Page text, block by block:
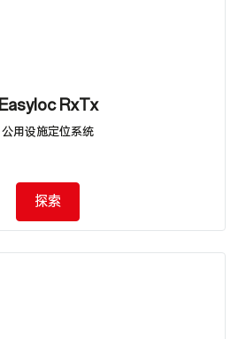
Easyloc RxTx
公用设施定位系统
探索